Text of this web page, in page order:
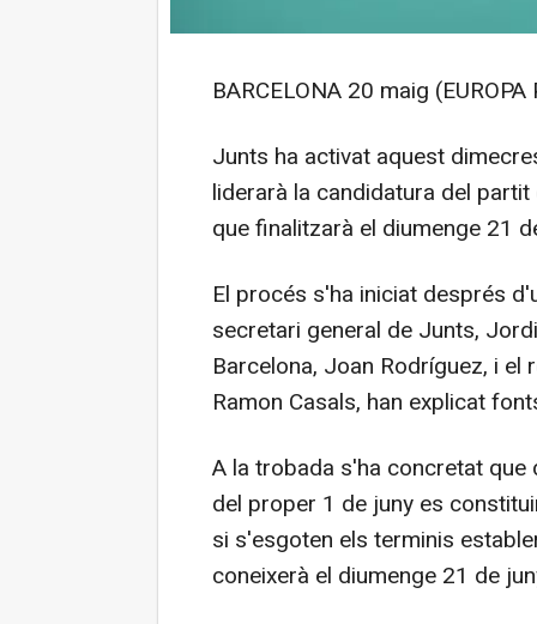
BARCELONA 20 maig (EUROPA
Junts ha activat aquest
liderarà la candidatura del
que finalitzarà el diumenge 21
El procés s'ha iniciat després
secretari general de Junts,
Barcelona, Joan Rodríguez, i
Ramon Casals, han explicat
A la trobada s'ha concretat que
del proper 1 de juny es
si s'esgoten els terminis
coneixerà el diumenge 21 de